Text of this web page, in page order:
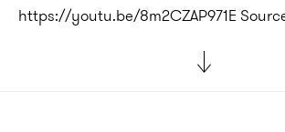
https://youtu.be/8m2CZAP971E